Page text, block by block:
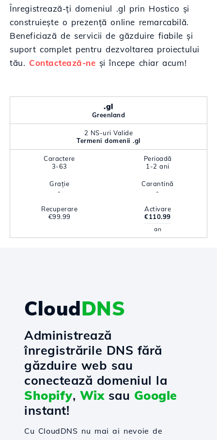
Înregistrează-ți domeniul .gl prin Hostico și
construiește o prezență online remarcabilă.
Beneficiază de servicii de găzduire fiabile și
suport complet pentru dezvoltarea proiectului
tău. Contactează-ne și începe chiar acum!
.gl
Greenland
2 NS-uri Valide
Termeni domenii .gl
Caractere
3-63
Perioadă
1-2 ani
Grație
-
Carantină
-
Recuperare
€99.99
Activare
€110.99
an
CloudDNS
Administrează
înregistrările DNS fără
găzduire web sau
conectează domeniul la
Shopify, Wixsau Google
instant!
Cu CloudDNS nu mai ai nevoie de